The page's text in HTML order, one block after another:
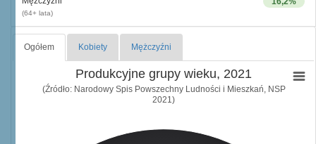
(64+ lata)
Ogółem Kobiety Mężczyźni
Produkcyjne grupy wieku, 2021
(Źródło: Narodowy Spis Powszechny Ludności i Mieszkań, NSP
2021)